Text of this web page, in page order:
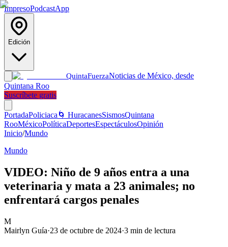
ImpresoPodcastApp
Edición
QuintaFuerzaNoticias de México, desde
Quintana Roo
Suscríbete gratis
PortadaPoliciaca 🌀 HuracanesSismosQuintana
RooMéxicoPolíticaDeportesEspectáculosOpinión
Inicio/Mundo
Mundo
VIDEO: Niño de 9 años entra a una
veterinaria y mata a 23 animales; no
enfrentará cargos penales
M
Mairlyn Guía·23 de octubre de 2024·3 min de lectura